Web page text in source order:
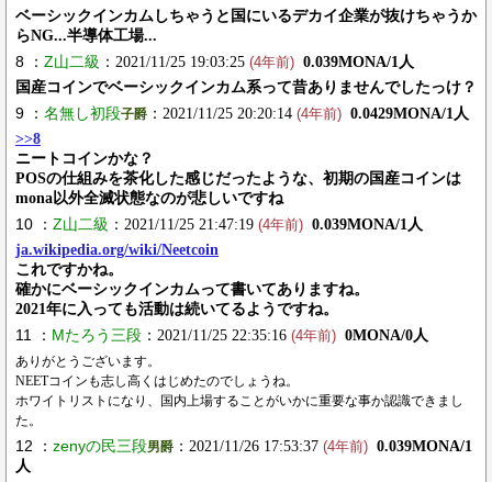
ベーシックインカムしちゃうと国にいるデカイ企業が抜けちゃうか
らNG...半導体工場...
8 ： Z山二級 ：2021/11/25 19:03:25 (4年前) 0.039MONA/1人
国産コインでベーシックインカム系って昔ありませんでしたっけ？
9 ： 名無し初段子爵 ：2021/11/25 20:20:14 (4年前) 0.0429MONA/1人
>>8
ニートコインかな？
POSの仕組みを茶化した感じだったような、初期の国産コインは
mona以外全滅状態なのが悲しいですね
10 ： Z山二級 ：2021/11/25 21:47:19 (4年前) 0.039MONA/1人
ja.wikipedia.org/wiki/Neetcoin
これですかね。
確かにベーシックインカムって書いてありますね。
2021年に入っても活動は続いてるようですね。
11 ： Mたろう三段 ：2021/11/25 22:35:16 (4年前) 0MONA/0人
ありがとうございます。
NEETコインも志し高くはじめたのでしょうね。
ホワイトリストになり、国内上場することがいかに重要な事か認識できまし
た。
12 ： zenyの民三段男爵 ：2021/11/26 17:53:37 (4年前) 0.039MONA/1
人